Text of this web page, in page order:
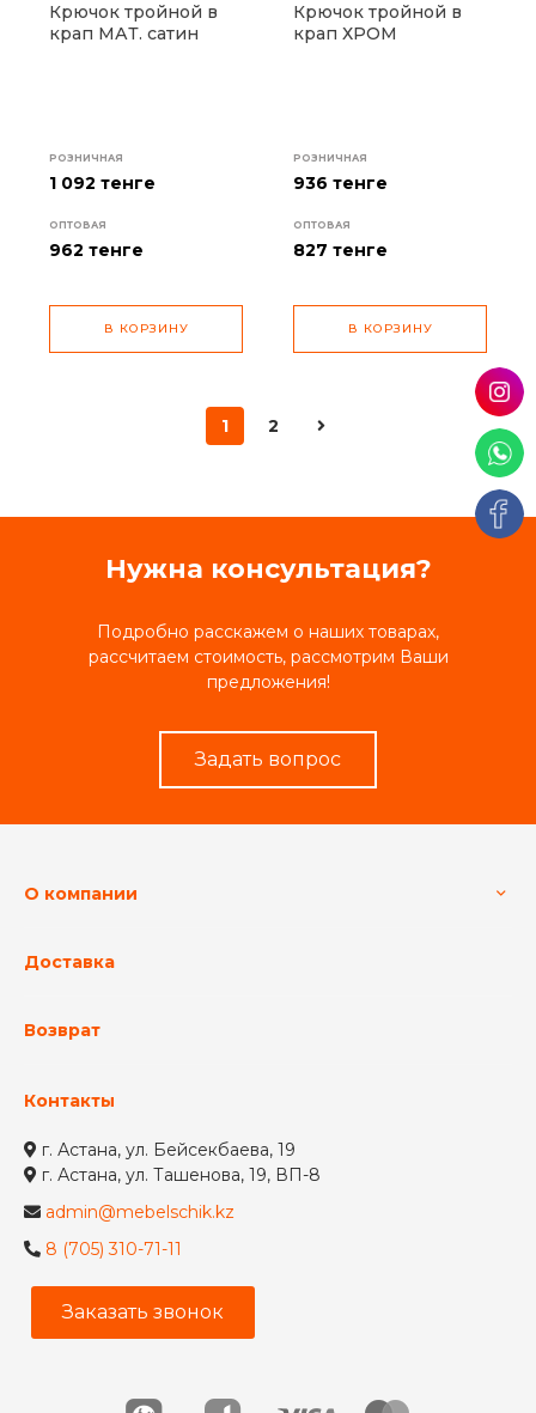
Крючок тройной в
крап МАТ. сатин
РОЗНИЧНАЯ
1 092 тенге
ОПТОВАЯ
962 тенге
В КОРЗИНУ
Крючок тройной в
крап ХРОМ
РОЗНИЧНАЯ
936 тенге
ОПТОВАЯ
827 тенге
В КОРЗИНУ
1 2
Нужна консультация?
Подробно расскажем о наших товарах,
рассчитаем стоимость, рассмотрим Ваши
предложения!
Задать вопрос
О компании
Доставка
Возврат
Контакты
г. Астана, ул. Бейсекбаева, 19
г. Астана, ул. Ташенова, 19, ВП-8
admin@mebelschik.kz
8 (705) 310-71-11
Заказать звонок